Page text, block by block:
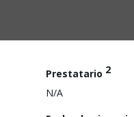
Prestatario 2
N/A